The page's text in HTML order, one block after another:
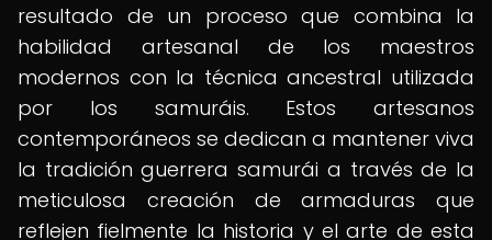
resultado de un proceso que combina la
habilidad artesanal de los maestros
modernos con la técnica ancestral utilizada
por los samuráis. Estos artesanos
contemporáneos se dedican a mantener viva
la tradición guerrera samurái a través de la
meticulosa creación de armaduras que
reflejen fielmente la historia y el arte de esta